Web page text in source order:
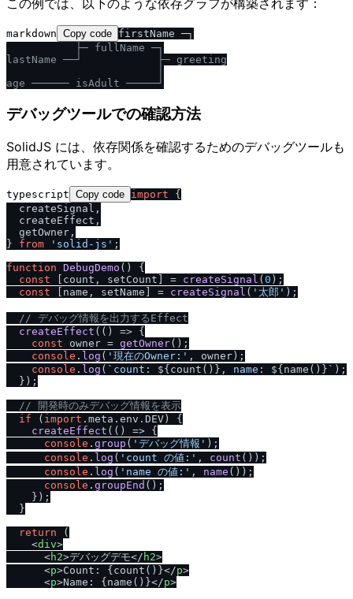
markdown Copy code
           ├─ fullName ─┐
lastName ──┘            ├─ greeting
デバッグツールでの確認方法
SolidJS には、依存関係を確認するためのデバッグツールも
用意されています。
typescript Copy code import {
  createSignal,
  createEffect,
  getOwner,
} from 'solid-js' ;
function DebugDemo ( ) {
const [count, setCount] = createSignal ( 0 );
const [name, setName] = createSignal ( '太郎' );
// デバッグ情報を出力するEffect
createEffect ( () => {
const owner = getOwner();
console . log ( '現在のOwner:' , owner);
console . log ( `count: ${count()} , name: ${name()} ` );
  });
// 開発時のみデバッグ情報を表示
if ( import . meta . env . DEV ) {
createEffect ( () => {
console . group ( 'デバッグ情報' );
console . log ( 'count の値:' , count ());
console . log ( 'name の値:' , name ());
console . groupEnd ();
    });
  }
return (
<div>
<h2>デバッグデモ</ h2>
<p>Count: {count()}</p>
<p>Name: {name()}</p>